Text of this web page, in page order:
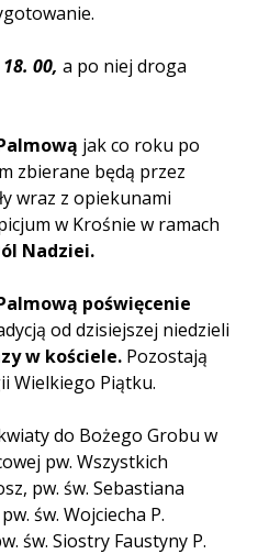
18. 00, a po niej droga
jak co roku po
zbierane będą przez
wraz z opiekunami
w Krośnie w ramach
Nadziei.
poświęcenie
od dzisiejszej niedzieli
w kościele. Pozostają
Wielkiego Piątku.
do Bożego Grobu w
pw. Wszystkich
pw. św. Sebastiana
św. Wojciecha P.
św. Siostry Faustyny P.